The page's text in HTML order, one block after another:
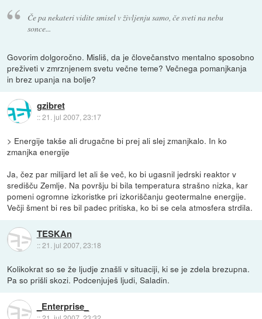
Če pa nekateri vidite smisel v življenju samo, če sveti na nebu
sonce...
Govorim dolgoročno. Misliš, da je človečanstvo mentalno sposobno
preživeti v zmrznjenem svetu večne teme? Večnega pomanjkanja
in brez upanja na bolje?
gzibret
::21. jul 2007, 23:17
> Energije takše ali drugačne bi prej ali slej zmanjkalo. In ko
zmanjka energije
Ja, čez par milijard let ali še več, ko bi ugasnil jedrski reaktor v
središču Zemlje. Na površju bi bila temperatura strašno nizka, kar
pomeni ogromne izkoristke pri izkoriščanju geotermalne energije.
Večji šment bi res bil padec pritiska, ko bi se cela atmosfera strdila.
TESKAn
::21. jul 2007, 23:18
Kolikokrat so se že ljudje znašli v situaciji, ki se je zdela brezupna.
Pa so prišli skozi. Podcenjuješ ljudi, Saladin.
_Enterprise_